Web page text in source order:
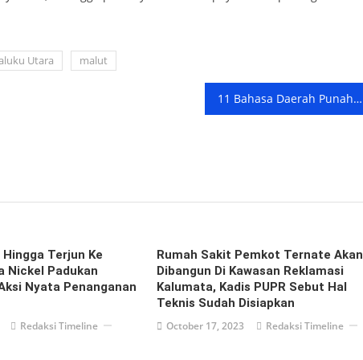
Utara malut
11 Bahasa Daerah Punah, Paling Banyak di Maluku Utara
Terjun Ke
Nickel Padukan
Nyata Penanganan
Redaksi Timeline
Rumah Sakit Pemkot Ternate Akan
Dibangun Di Kawasan Reklamasi
Kalumata, Kadis PUPR Sebut Hal
Teknis Sudah Disiapkan
October 17, 2023 Redaksi Timeline